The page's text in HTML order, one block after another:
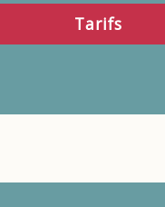
Tarifs